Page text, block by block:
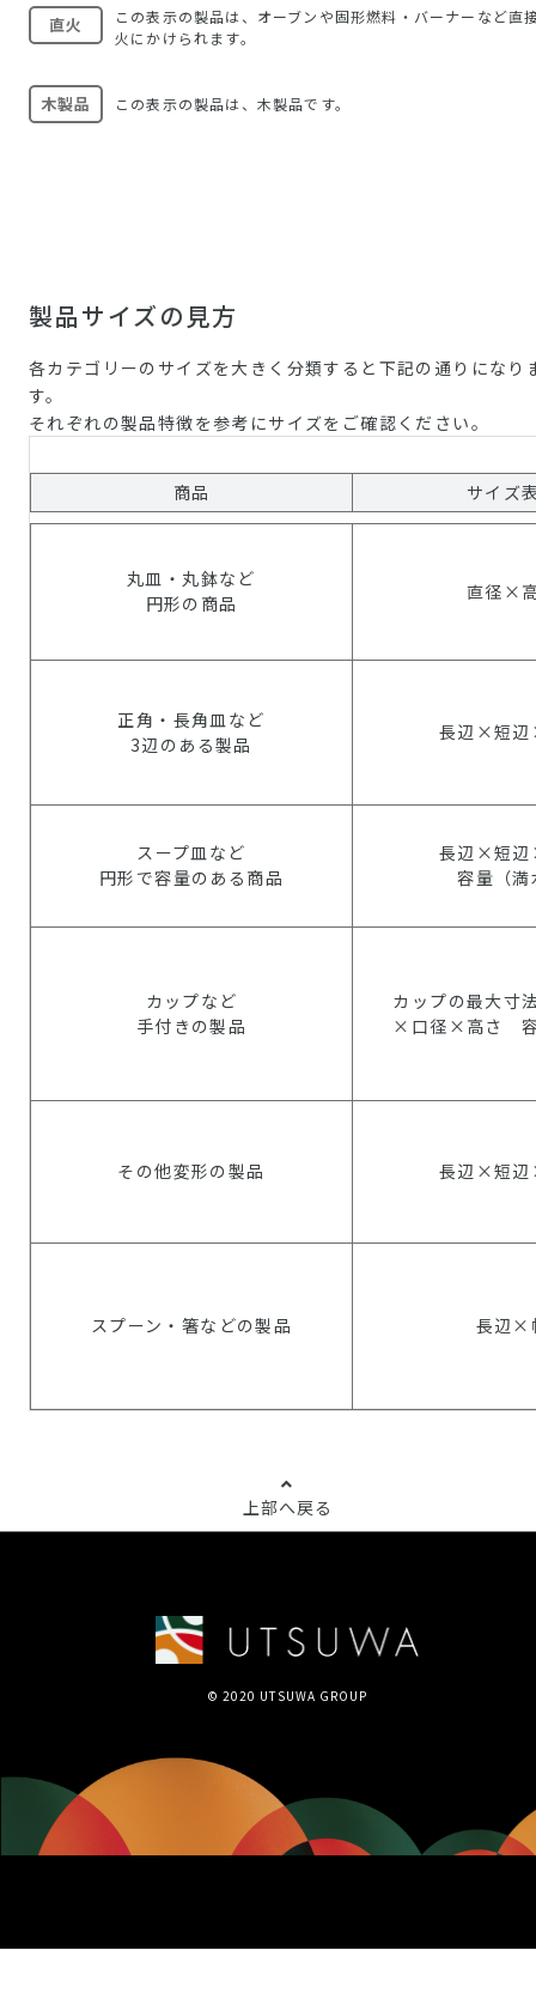
直火
この表示の製品は、オーブンや固形燃料・バーナーなど直
火にかけられます。
木製品 この表示の製品は、木製品です。
製品サイズの見方
各カテゴリーのサイズを大きく分類すると下記の通りになり
す。
それぞれの製品特徴を参考にサイズをご確認ください。
商品 サイズ
丸皿・丸鉢など
円形の商品
直径×
正角・長角皿など
3辺のある製品
長辺×短
スープ皿など
円形で容量のある商品
長辺×短
容量（満
カップなど
手付きの製品
カップの最大寸
×口径×高さ 容
その他変形の製品 長辺×短
スプーン・箸などの製品 長辺×
上部へ戻る
© 2020 UTSUWA GROUP